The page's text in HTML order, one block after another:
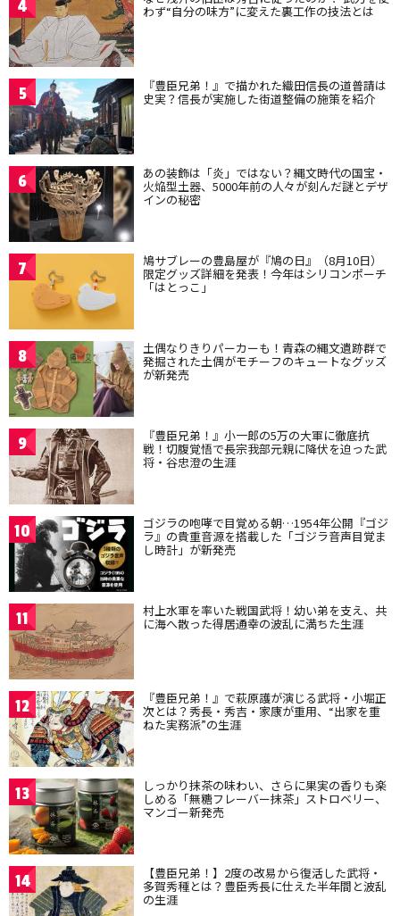
4 わず“自分の味方”に変えた裏工作の技法とは
5 『豊臣兄弟！』で描かれた織田信長の道普請は
史実？信長が実施した街道整備の施策を紹介
6 あの装飾は「炎」ではない？縄文時代の国宝・
火焔型土器、5000年前の人々が刻んだ謎とデザ
インの秘密
7 鳩サブレーの豊島屋が『鳩の日』（8月10日）
限定グッズ詳細を発表！今年はシリコンポーチ
「はとっこ」
8 土偶なりきりパーカーも！青森の縄文遺跡群で
発掘された土偶がモチーフのキュートなグッズ
が新発売
9 『豊臣兄弟！』小一郎の5万の大軍に徹底抗
戦！切腹覚悟で長宗我部元親に降伏を迫った武
将・谷忠澄の生涯
10 ゴジラの咆哮で目覚める朝…1954年公開『ゴジ
ラ』の貴重音源を搭載した「ゴジラ音声目覚ま
し時計」が新発売
11 村上水軍を率いた戦国武将！幼い弟を支え、共
に海へ散った得居通幸の波乱に満ちた生涯
12 『豊臣兄弟！』で萩原護が演じる武将・小堀正
次とは？秀長・秀吉・家康が重用、“出家を重
ねた実務派”の生涯
13 しっかり抹茶の味わい、さらに果実の香りも楽
しめる「無糖フレーバー抹茶」ストロベリー、
マンゴー新発売
14 【豊臣兄弟！】2度の改易から復活した武将・
多賀秀種とは？豊臣秀長に仕えた半年間と波乱
の生涯